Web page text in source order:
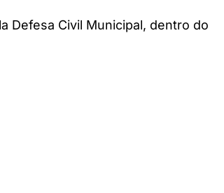
Defesa Civil Municipal, dentro do